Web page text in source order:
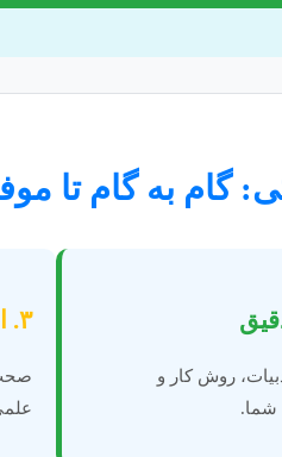
گام به گام تا
روش کار و
شما.
۳. اجرای تحقیق و جمع‌آوری داده